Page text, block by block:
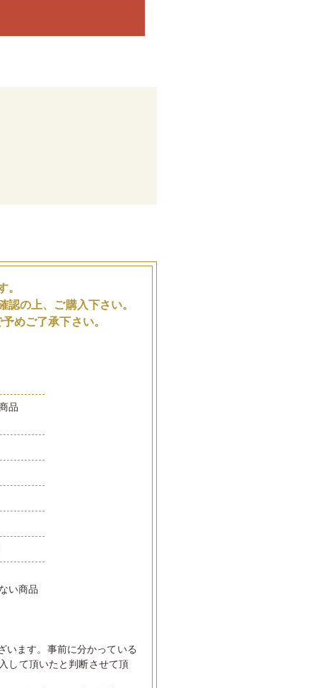
。
の上、ご購入下さい。
めご了承下さい。
品
い商品
います。事前に分かっている
して頂いたと判断させて頂